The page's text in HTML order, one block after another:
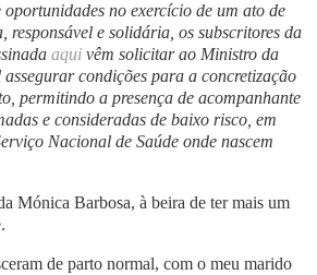
no exercício de um ato de
responsável e solidária, os subscritores da
aquivêm solicitar ao Ministro da
assegurar condições para a concretização
permitindo a presença de acompanhante
e consideradas de baixo risco, em
Nacional de Saúde onde nascem
Mónica Barbosa, à beira de ter mais um
de parto normal, com o meu marido